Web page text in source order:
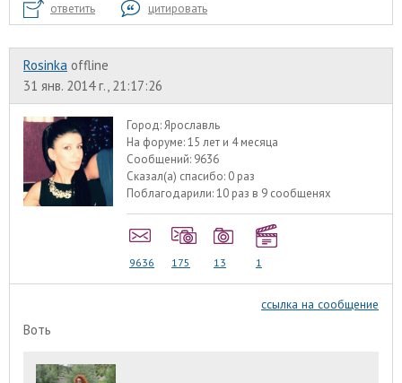
ответить цитировать
Rosinka offline
31 янв. 2014 г., 21:17:26
Город:Ярославль
На форуме:15 лет и 4 месяца
Сообщений: 9636
Сказал(а) спасибо: 0 раз
Поблагодарили:10 раз в 9 сообщенях
9636 175 13 1
ссылка на сообщение
Воть